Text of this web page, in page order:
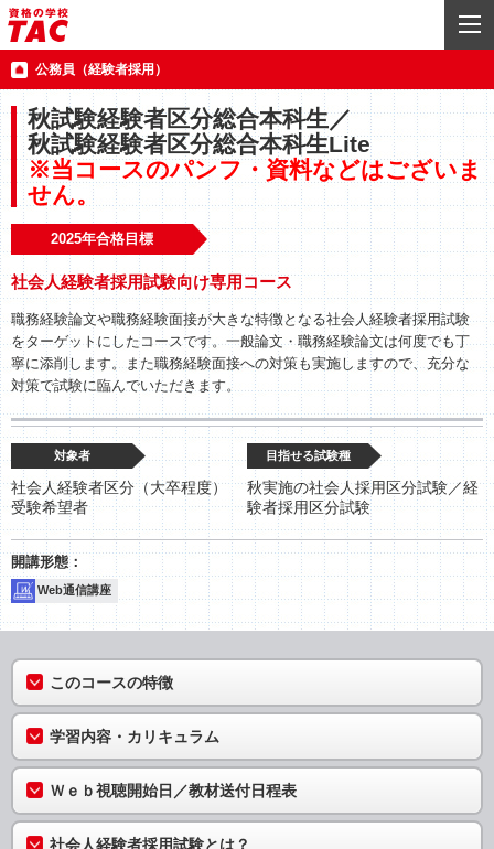
公務員（経験者採用）
秋試験経験者区分総合本科生／
秋試験経験者区分総合本科生Lite
※当コースのパンフ・資料などはございま
せん。
2025年合格目標
社会人経験者採用試験向け専用コース
職務経験論文や職務経験面接が大きな特徴となる社会人経験者採用試験
をターゲットにしたコースです。一般論文・職務経験論文は何度でも丁
寧に添削します。また職務経験面接への対策も実施しますので、充分な
対策で試験に臨んでいただきます。
対象者
社会人経験者区分（大卒程度）
受験希望者
目指せる試験種
秋実施の社会人採用区分試験／経
験者採用区分試験
Web通信講座
このコースの特徴
学習内容・カリキュラム
Ｗｅｂ視聴開始日／教材送付日程表
社会人経験者採用試験とは？